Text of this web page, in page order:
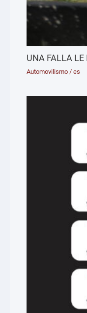
UNA FALLA LE
Automovilismo /es